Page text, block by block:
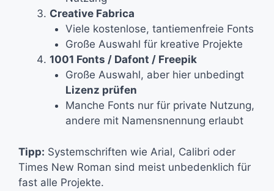
Creative Fabrica
Viele kostenlose, tantiemenfreie Fonts
Große Auswahl für kreative Projekte
1001 Fonts / Dafont / Freepik
Große Auswahl, aber hier unbedingt
Lizenz prüfen
Manche Fonts nur für private Nutzung,
andere mit Namensnennung erlaubt
Tipp: Systemschriften wie Arial, Calibri oder
Times New Roman sind meist unbedenklich für
fast alle Projekte.